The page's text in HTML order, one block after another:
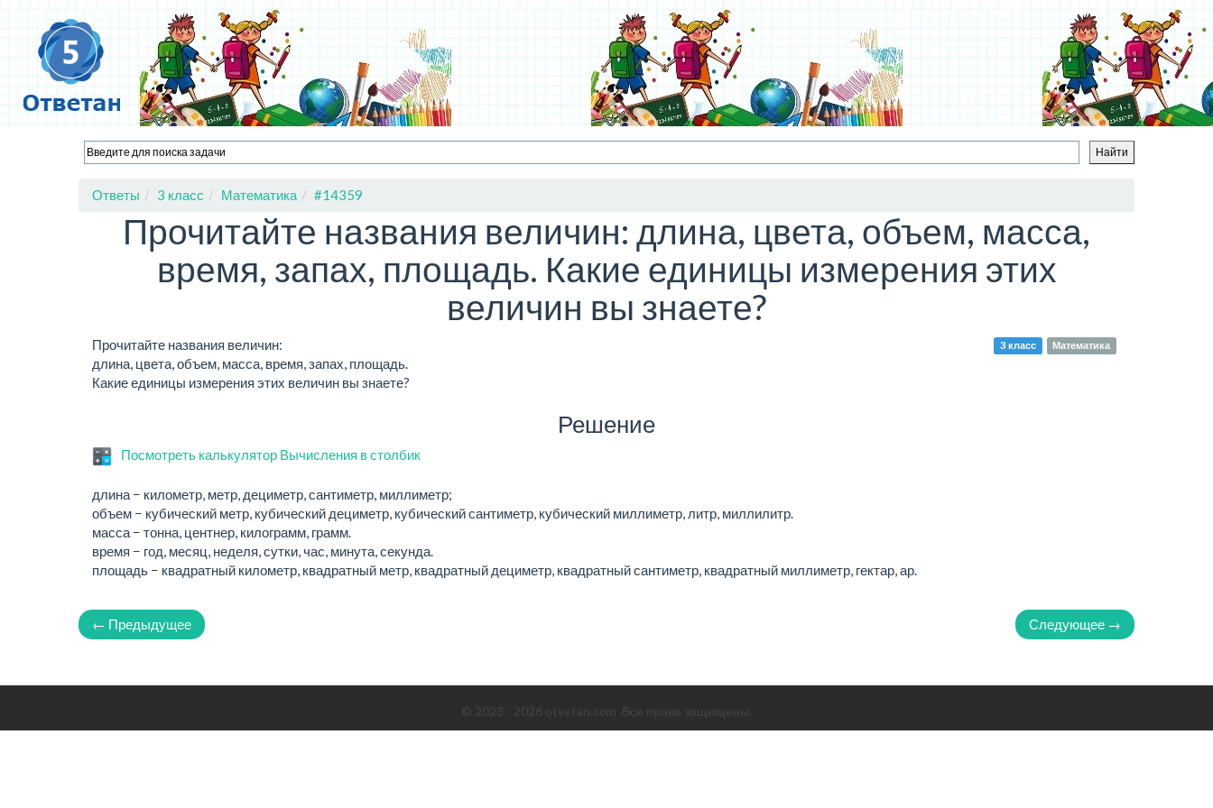
Ответы 3 класс Математика #14359
Прочитайте названия величин: длина, цвета, объем, масса,
время, запах, площадь. Какие единицы измерения этих
величин вы знаете?
3 класс Математика
Прочитайте названия величин:
длина, цвета, объем, масса, время, запах, площадь.
Какие единицы измерения этих величин вы знаете?
Решение
Посмотреть калькулятор Вычисления в столбик
длина − километр, метр, дециметр, сантиметр, миллиметр;
объем − кубический метр, кубический дециметр, кубический сантиметр, кубический миллиметр, литр, миллилитр.
масса − тонна, центнер, килограмм, грамм.
время − год, месяц, неделя, сутки, час, минута, секунда.
площадь − квадратный километр, квадратный метр, квадратный дециметр, квадратный сантиметр, квадратный миллиметр, гектар, ар.
← Предыдущее Следующее →
© 2023 - 2026 otvetan.com .Все права защищены.